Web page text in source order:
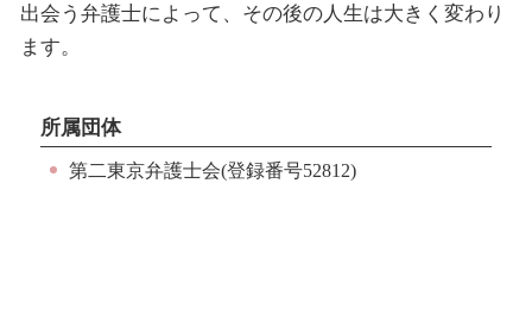
出会う弁護士によって、その後の人生は大きく変わり
ます。
所属団体
第二東京弁護士会(登録番号52812)